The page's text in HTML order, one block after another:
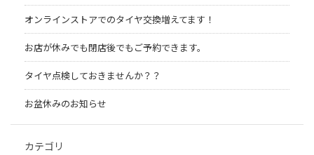
オンラインストアでのタイヤ交換増えてます！
お店が休みでも閉店後でもご予約できます。
タイヤ点検しておきませんか？？
お盆休みのお知らせ
カテゴリ